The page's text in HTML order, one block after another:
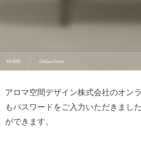
HOME Online Store
アロマ空間デザイン株式会社のオン
もパスワードをご入力いただきまし
ができます。